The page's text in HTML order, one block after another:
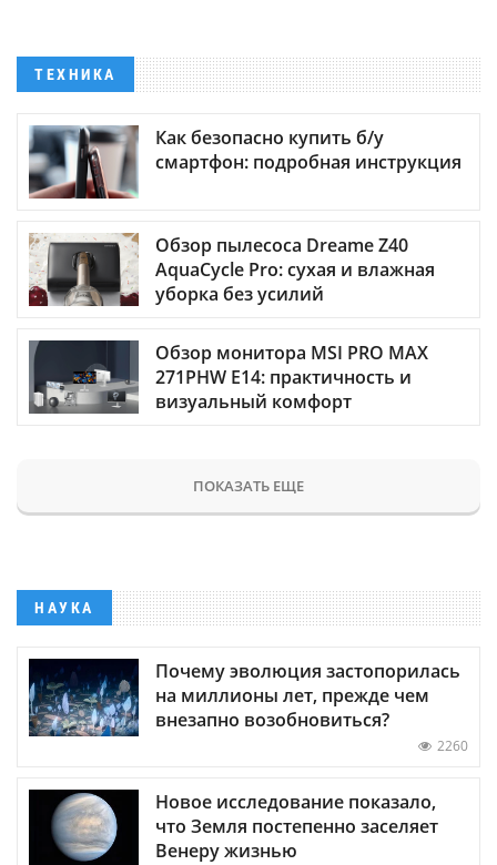
ТЕХНИКА
Как безопасно купить б/у
смартфон: подробная инструкция
Обзор пылесоса Dreame Z40
AquaCycle Pro: сухая и влажная
уборка без усилий
Обзор монитора MSI PRO MAX
271PHW E14: практичность и
визуальный комфорт
ПОКАЗАТЬ ЕЩЕ
НАУКА
Почему эволюция застопорилась
на миллионы лет, прежде чем
внезапно возобновиться?
2260
Новое исследование показало,
что Земля постепенно заселяет
Венеру жизнью